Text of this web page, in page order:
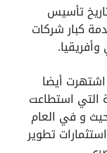
تأسيس
كبار شركات
أيضا
التي استطاعت
و في العام
تطوير